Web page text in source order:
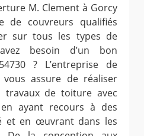
M. Clement à Gorcy
de couvreurs qualifiés
sur tous les types de
besoin d’un bon
? L’entreprise de
assure de réaliser
travaux de toiture avec
ayant recours à des
et en œuvrant dans les